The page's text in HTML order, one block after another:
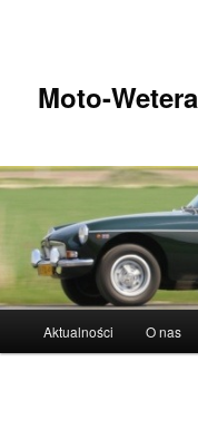
Moto-
Aktualności O nas